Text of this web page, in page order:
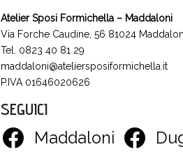
Atelier Sposi Formichella – Maddaloni
Via Forche Caudine, 56 81024
Tel. 0823 40 81 29
maddaloni@ateliersposiformichella.it
P.IVA 01646020626
SEGUICI
Maddaloni